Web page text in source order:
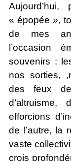
« épopée »,
de mes
l’occasion
souvenirs :
nos sorties,
des feux
d’altruisme,
efforcions
de l’autre, la
vaste
crois